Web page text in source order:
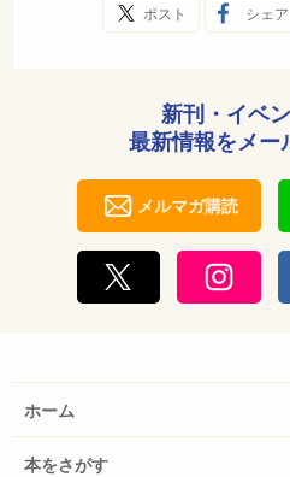
ポスト シェア
新刊・イベン
最新情報をメー
メルマガ購読
ホーム
本をさがす